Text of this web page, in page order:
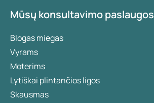
Mūsų konsultavimo paslaugos
Blogas miegas
Vyrams
Moterims
Lytiškai plintančios ligos
Skausmas